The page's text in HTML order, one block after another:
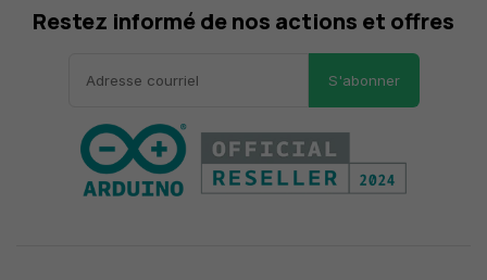
Restez informé de nos actions et offres
S'abonner